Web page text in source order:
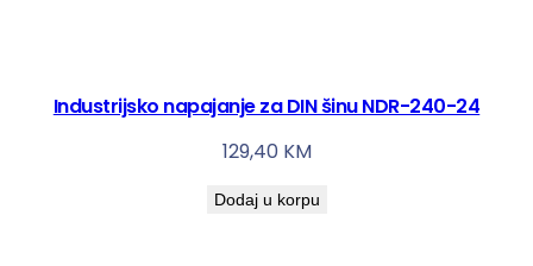
Industrijsko napajanje za DIN šinu NDR-240-24
129,40 KM
Dodaj u korpu